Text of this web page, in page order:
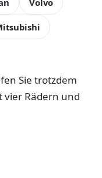
Volvo
Sie trotzdem
vier Rädern und